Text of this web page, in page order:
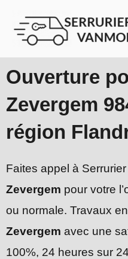
contenu
Ouverture
Zevergem
région
Faites appel à
Zevergem pour votre
ou normale. Travaux en
Zevergem avec une
100%, 24 heures sur